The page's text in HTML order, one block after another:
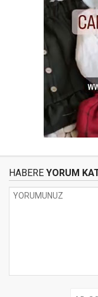
HABERE YORUM